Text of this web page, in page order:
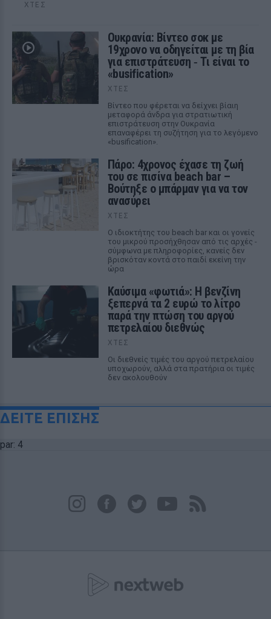
ΧΤΕΣ
Ουκρανία: Βίντεο σοκ με
19χρονο να οδηγείται με τη βία
για επιστράτευση ‑ Τι είναι το
«busification»
ΧΤΕΣ
Βίντεο που φέρεται να δείχνει βίαιη
μεταφορά άνδρα για στρατιωτική
επιστράτευση στην Ουκρανία
επαναφέρει τη συζήτηση για το λεγόμενο
«busification».
Πάρο: 4χρονος έχασε τη ζωή
του σε πισίνα beach bar –
Βούτηξε ο μπάρμαν για να τον
ανασύρει
ΧΤΕΣ
Ο ιδιοκτήτης του beach bar και οι γονείς
του μικρού προσήχθησαν από τις αρχές -
σύμφωνα με πληροφορίες, κανείς δεν
βρισκόταν κοντά στο παιδί εκείνη την
ώρα
Καύσιμα «φωτιά»: Η βενζίνη
ξεπερνά τα 2 ευρώ το λίτρο
παρά την πτώση του αργού
πετρελαίου διεθνώς
ΧΤΕΣ
Οι διεθνείς τιμές του αργού πετρελαίου
υποχωρούν, αλλά στα πρατήρια οι τιμές
δεν ακολουθούν
ΔΕΙΤΕ ΕΠΙΣΗΣ
par: 4